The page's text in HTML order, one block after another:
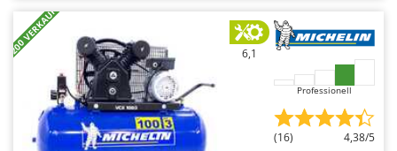
Seven Italy
Shark
Shindaiwa
Silky
Simatech
+200 VERKAUFT 6,1
Professionell
(16) 4,38/5